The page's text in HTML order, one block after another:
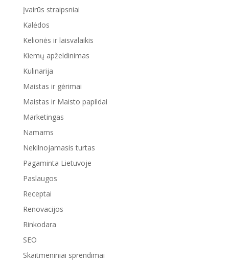
Įvairūs straipsniai
Kalėdos
Kelionės ir laisvalaikis
Kiemų apželdinimas
Kulinarija
Maistas ir gėrimai
Maistas ir Maisto papildai
Marketingas
Namams
Nekilnojamasis turtas
Pagaminta Lietuvoje
Paslaugos
Receptai
Renovacijos
Rinkodara
SEO
Skaitmeniniai sprendimai